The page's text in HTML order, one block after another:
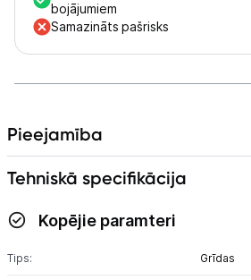
bojājumiem
Samazināts pašrisks
Pieejamība
Tehniskā specifikācija
Kopējie paramteri
Tips: Grīdas